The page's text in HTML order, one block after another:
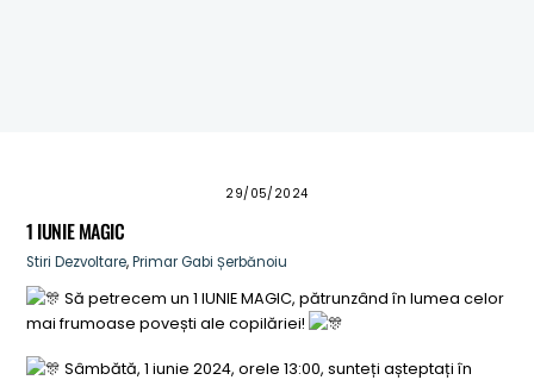
29/05/2024
1 IUNIE MAGIC
Stiri Dezvoltare,Primar Gabi Șerbănoiu
Să petrecem un 1 IUNIE MAGIC, pătrunzând în lumea celor
mai frumoase povești ale copilăriei!
Sâmbătă, 1 iunie 2024, orele 13:00, sunteți așteptați în